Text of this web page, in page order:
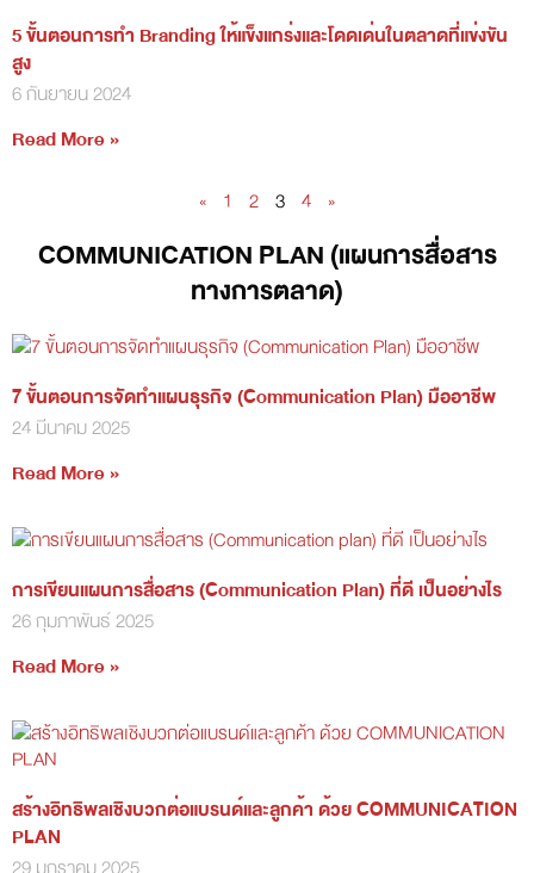
5 ขั้นตอนการทำ Branding ให้แข็งแกร่งและโดดเด่นในตลาดที่แข่งขัน
สูง
6 กันยายน 2024
Read More »
« 1 2 3 4 »
COMMUNICATION PLAN (แผนการสื่อสาร
ทางการตลาด)
7 ขั้นตอนการจัดทำแผนธุรกิจ (Communication Plan) มืออาชีพ
24 มีนาคม 2025
Read More »
การเขียนแผนการสื่อสาร (Communication Plan) ที่ดี เป็นอย่างไร
26 กุมภาพันธ์ 2025
Read More »
สร้างอิทธิพลเชิงบวกต่อแบรนด์และลูกค้า ด้วย COMMUNICATION
PLAN